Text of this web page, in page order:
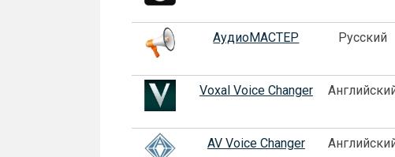
АудиоМАСТЕР Русский
Voxal Voice Changer
AV Voice Changer